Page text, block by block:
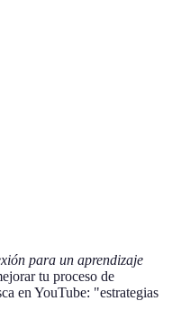
para un aprendizaje
tu proceso de
en YouTube: "estrategias